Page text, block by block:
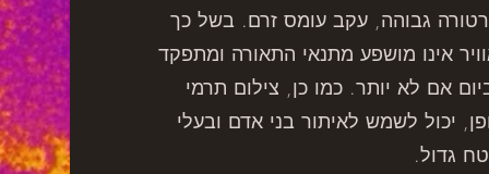
גבוהה, עקב עומס זרם. בשל כך
אינו מושפע מתנאי התאורה ומתפקד
אם לא יותר. כמו כן, צילום תרמי
יכול לשמש לאיתור בני אדם ובעלי
גדול.